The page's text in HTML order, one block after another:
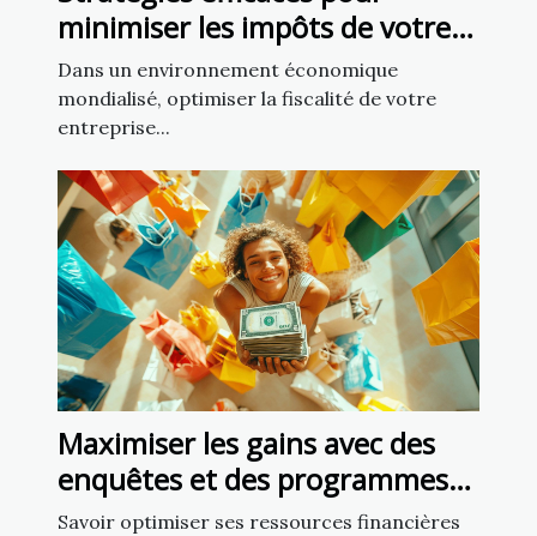
minimiser les impôts de votre
entreprise internationale
Dans un environnement économique
mondialisé, optimiser la fiscalité de votre
entreprise...
Maximiser les gains avec des
enquêtes et des programmes
de cashback
Savoir optimiser ses ressources financières